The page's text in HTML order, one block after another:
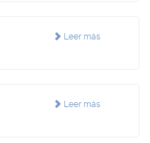
Leer más
Leer más